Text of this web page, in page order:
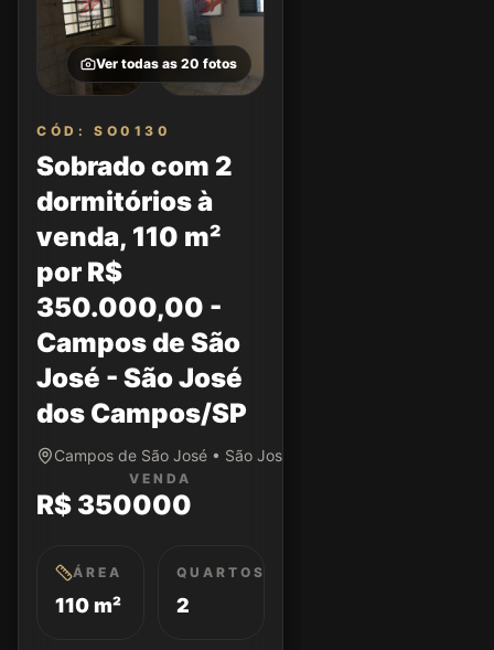
Ver todas as 20 fotos
CÓD: SO0130
Sobrado com 2
dormitórios à
venda, 110 m²
por R$
350.000,00 -
Campos de São
José - São José
dos Campos/SP
Campos de São José • São José dos Campos/SP
VENDA
R$ 350000
ÁREA
110 m²
QUARTOS
2